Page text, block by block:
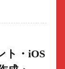
ト・iOS